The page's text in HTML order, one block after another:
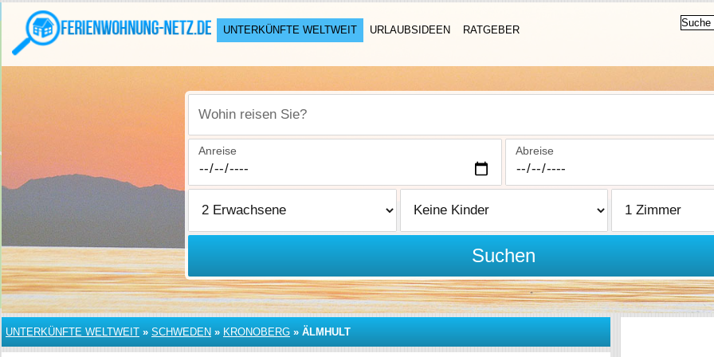
UNTERKÜNFTE WELTWEIT URLAUBSIDEEN RATGEBER
Wohin reisen Sie?
Anreise Abreise
Suchen
UNTERKÜNFTE WELTWEIT » SCHWEDEN » KRONOBERG » ÄLMHULT